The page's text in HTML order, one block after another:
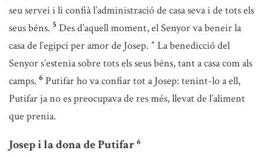
seu servei i li confià l’administració de casa seva i de tots els
seus béns. 5 Des d’aquell moment, el Senyor va beneir la
casa de l’egipci per amor de Josep. * La benedicció del
Senyor s’estenia sobre tots els seus béns, tant a casa com als
camps. 6 Putifar ho va confiar tot a Josep: tenint-lo a ell,
Putifar ja no es preocupava de res més, llevat de l’aliment
que prenia.
Josep i la dona de Putifar 6